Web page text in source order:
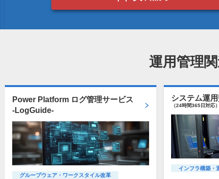
運用管理
Power Platform ログ管理サービス
-LogGuide-
グループウェア・ワークスタイル改革
システム運
（24時間365日対応
インフラ構築・